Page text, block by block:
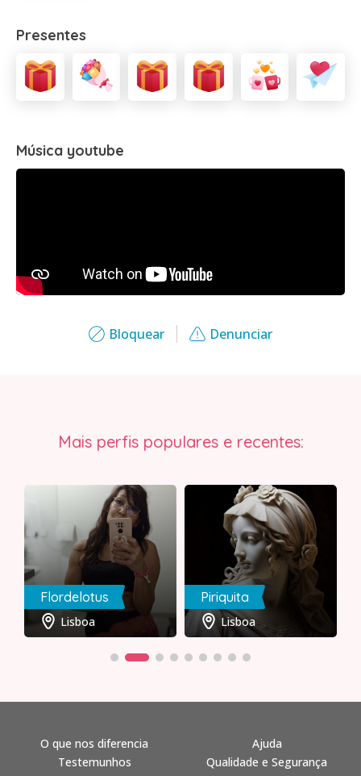
Bloquear Denunciar
Presentes
Música youtube
Mais perfis populares e recentes:
Flordelotus
Lisboa
Piriquita
Lisboa
O que nos diferencia
Testemunhos
Ajuda
Qualidade e Segurança